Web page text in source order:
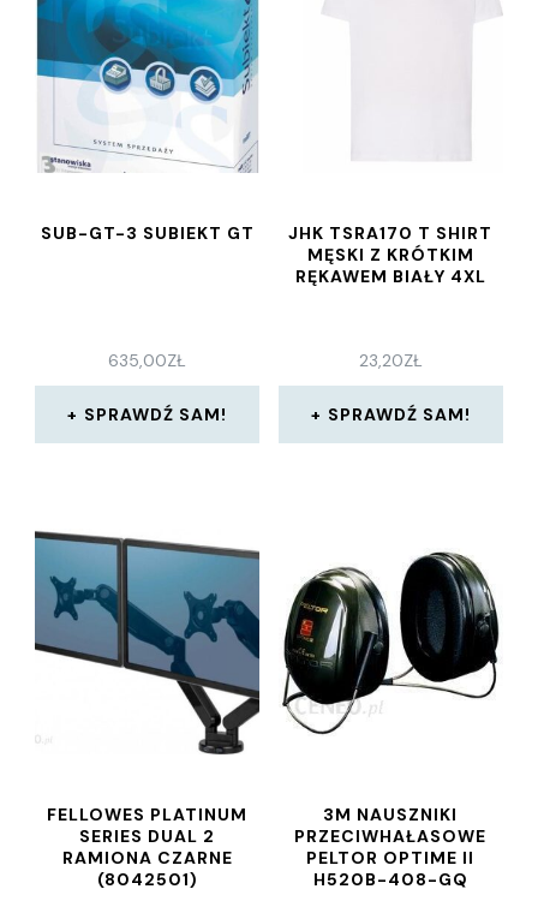
SUB-GT-3 SUBIEKT GT
635,00ZŁ
SPRAWDŹ SAM!
JHK TSRA170 T SHIRT
MĘSKI Z KRÓTKIM
RĘKAWEM BIAŁY 4XL
23,20ZŁ
SPRAWDŹ SAM!
FELLOWES PLATINUM
SERIES DUAL 2
RAMIONA CZARNE
(8042501)
3M NAUSZNIKI
PRZECIWHAŁASOWE
PELTOR OPTIME II
H520B-408-GQ